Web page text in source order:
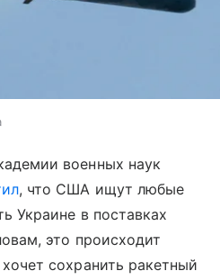
военных наук
, что США ищут любые
Украине в поставках
это происходит
сохранить ракетный